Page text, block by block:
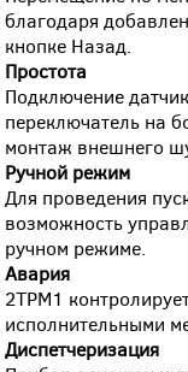
благодаря
кнопке Назад.
Простота
Подключение
переключатель на
монтаж внешнего
Ручной режим
Для проведения
возможность
ручном режиме.
Авария
2ТРМ1
исполнительными
Диспетчеризация